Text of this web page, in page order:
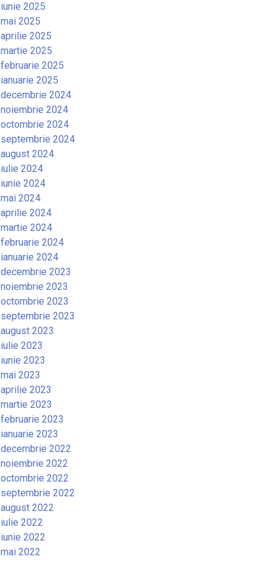
iunie 2025
mai 2025
aprilie 2025
martie 2025
februarie 2025
ianuarie 2025
decembrie 2024
noiembrie 2024
octombrie 2024
septembrie 2024
august 2024
iulie 2024
iunie 2024
mai 2024
aprilie 2024
martie 2024
februarie 2024
ianuarie 2024
decembrie 2023
noiembrie 2023
octombrie 2023
septembrie 2023
august 2023
iulie 2023
iunie 2023
mai 2023
aprilie 2023
martie 2023
februarie 2023
ianuarie 2023
decembrie 2022
noiembrie 2022
octombrie 2022
septembrie 2022
august 2022
iulie 2022
iunie 2022
mai 2022